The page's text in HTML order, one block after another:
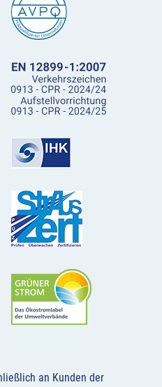
an Kunden der